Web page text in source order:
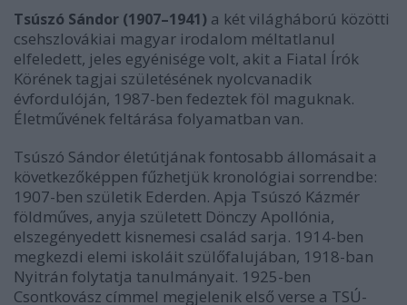
Tsúszó Sándor (1907–1941) a két világháború közötti
csehszlovákiai magyar irodalom méltatlanul
elfeledett, jeles egyénisége volt, akit a Fiatal Írók
Körének tagjai születésének nyolcvanadik
évfordulóján, 1987-ben fedeztek föl maguknak.
Életművének feltárása folyamatban van.
Tsúszó Sándor életútjának fontosabb állomásait a
következőképpen fűzhetjük kronológiai sorrendbe:
1907-ben születik Ederden. Apja Tsúszó Kázmér
földműves, anyja született Dönczy Apollónia,
elszegényedett kisnemesi család sarja. 1914-ben
megkezdi elemi iskoláit szülőfalujában, 1918-ban
Nyitrán folytatja tanulmányait. 1925-ben
Csontkovász címmel megjelenik első verse a TSÚ-